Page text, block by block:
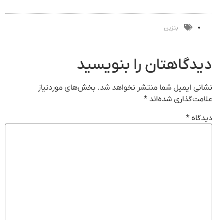
کن!
کنید
ثبت کن
بنزین
دیدگاهتان را بنویسید
نشانی ایمیل شما منتشر نخواهد شد. بخش‌های موردنیاز
علامت‌گذاری شده‌اند *
دیدگاه *